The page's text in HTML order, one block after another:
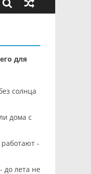
для
солнца
дома с
-
до лета не